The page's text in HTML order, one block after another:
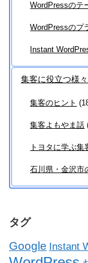
WordPressのテ
WordPressのプ
Instant
集客に役立つ様
集客のヒント
集客よもやま話
トヨタに学ぶ集
石川県・金沢市
タグ
Google Instant